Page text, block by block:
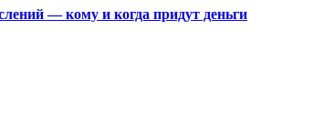
— кому и когда придут деньги